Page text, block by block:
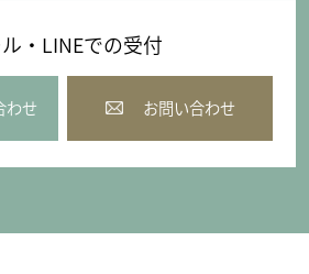
・LINEでの受付
わせ お問い合わせ